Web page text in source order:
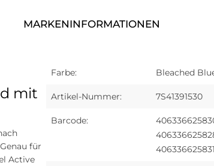
MARKENINFORMATIONEN
Farbe: Bleached
Artikel-Nummer: 7S41391530
Barcode:
mit
für
Active